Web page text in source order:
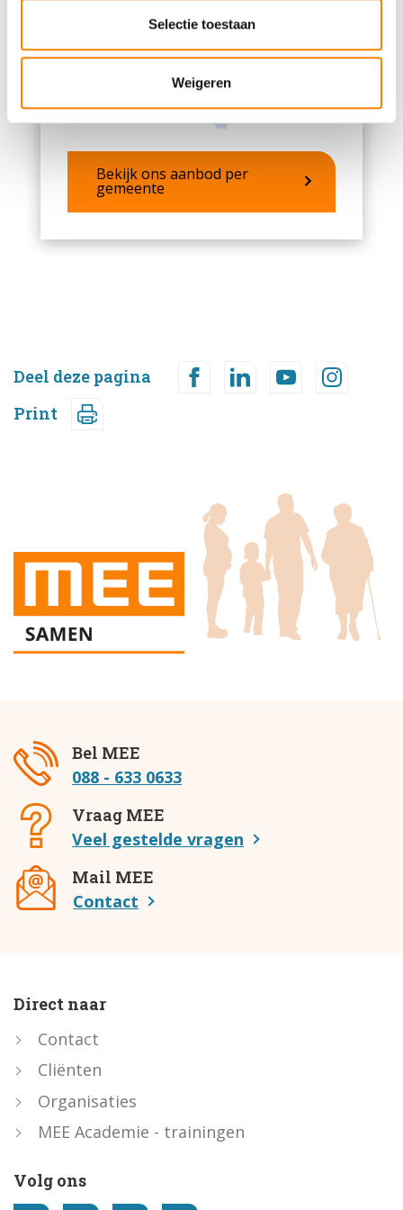
partners kunnen deze gegevens combineren met andere
verzameld op basis van uw gebruik van hun services.
Selectie toestaan
Weigeren
Bekijk ons aanbod per
gemeente
Deel deze pagina
Print
Bel MEE
088 - 633 0633
Vraag MEE
Veel gestelde vragen
Mail MEE
Contact
Direct naar
Contact
Cliënten
Organisaties
MEE Academie - trainingen
Volg ons